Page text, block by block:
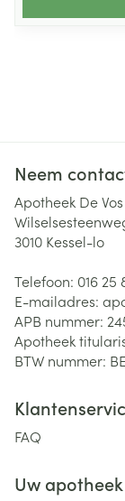
Neem
Apotheek De Vos
3010 Kessel-lo
Telefoon: 016 25
E-mailadres:
APB nummer:
Apotheek
BTW nummer:
FAQ
Uw apotheek